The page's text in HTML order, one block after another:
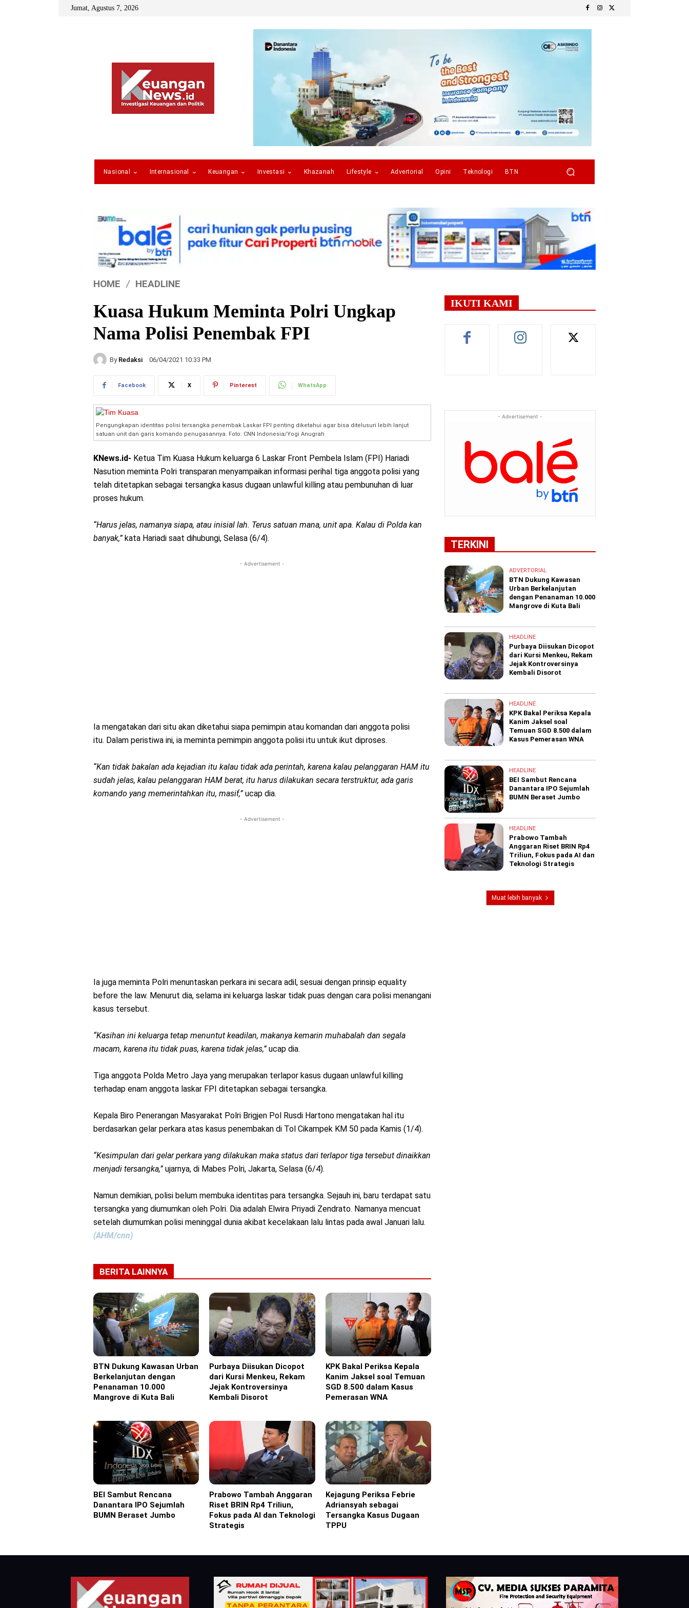
Jumat, Agustus 7, 2026
Nasional Internasional Keuangan Investasi Khazanah Lifestyle Advertorial Opini Teknologi BTN
HOME HEADLINE
Kuasa Hukum Meminta Polri Ungkap
Nama Polisi Penembak FPI
By Redaksi 06/04/2021 10:33 PM
Facebook X Pinterest WhatsApp
Pengungkapan identitas polisi tersangka penembak Laskar FPI penting diketahui agar bisa ditelusuri lebih lanjut
satuan unit dan garis komando penugasannya. Foto: CNN Indonesia/Yogi Anugrah
KNews.id- Ketua Tim Kuasa Hukum keluarga 6 Laskar Front Pembela Islam (FPI) Hariadi
Nasution meminta Polri transparan menyampaikan informasi perihal tiga anggota polisi yang
telah ditetapkan sebagai tersangka kasus dugaan unlawful killing atau pembunuhan di luar
proses hukum.
“Harus jelas, namanya siapa, atau inisial lah. Terus satuan mana, unit apa. Kalau di Polda kan
banyak,”kata Hariadi saat dihubungi, Selasa (6/4).
- Advertisement -
Ia mengatakan dari situ akan diketahui siapa pemimpin atau komandan dari anggota polisi
itu. Dalam peristiwa ini, ia meminta pemimpin anggota polisi itu untuk ikut diproses.
“Kan tidak bakalan ada kejadian itu kalau tidak ada perintah, karena kalau pelanggaran HAM itu
sudah jelas, kalau pelanggaran HAM berat, itu harus dilakukan secara terstruktur, ada garis
komando yang memerintahkan itu, masif,”ucap dia.
- Advertisement -
Ia juga meminta Polri menuntaskan perkara ini secara adil, sesuai dengan prinsip equality
before the law. Menurut dia, selama ini keluarga laskar tidak puas dengan cara polisi menangani
kasus tersebut.
“Kasihan ini keluarga tetap menuntut keadilan, makanya kemarin muhabalah dan segala
macam, karena itu tidak puas, karena tidak jelas,”ucap dia.
Tiga anggota Polda Metro Jaya yang merupakan terlapor kasus dugaan unlawful killing
terhadap enam anggota laskar FPI ditetapkan sebagai tersangka.
Kepala Biro Penerangan Masyarakat Polri Brigjen Pol Rusdi Hartono mengatakan hal itu
berdasarkan gelar perkara atas kasus penembakan di Tol Cikampek KM 50 pada Kamis (1/4).
“Kesimpulan dari gelar perkara yang dilakukan maka status dari terlapor tiga tersebut dinaikkan
menjadi tersangka,”ujarnya, di Mabes Polri, Jakarta, Selasa (6/4).
Namun demikian, polisi belum membuka identitas para tersangka. Sejauh ini, baru terdapat satu
tersangka yang diumumkan oleh Polri. Dia adalah Elwira Priyadi Zendrato. Namanya mencuat
setelah diumumkan polisi meninggal dunia akibat kecelakaan lalu lintas pada awal Januari lalu.
(AHM/cnn)
BERITA LAINNYA
Advertorial
BTN Dukung Kawasan Urban
Berkelanjutan dengan
Penanaman 10.000
Mangrove di Kuta Bali
Headline
Purbaya Diisukan Dicopot
dari Kursi Menkeu, Rekam
Jejak Kontroversinya
Kembali Disorot
Headline
KPK Bakal Periksa Kepala
Kanim Jaksel soal Temuan
SGD 8.500 dalam Kasus
Pemerasan WNA
Headline
BEI Sambut Rencana
Danantara IPO Sejumlah
BUMN Beraset Jumbo
Headline
Prabowo Tambah Anggaran
Riset BRIN Rp4 Triliun,
Fokus pada AI dan Teknologi
Strategis
Headline
Kejagung Periksa Febrie
Adriansyah sebagai
Tersangka Kasus Dugaan
TPPU
IKUTI KAMI
- Advertisement -
TERKINI
ADVERTORIAL
BTN Dukung Kawasan
Urban Berkelanjutan
dengan Penanaman 10.000
Mangrove di Kuta Bali
HEADLINE
Purbaya Diisukan Dicopot
dari Kursi Menkeu, Rekam
Jejak Kontroversinya
Kembali Disorot
HEADLINE
KPK Bakal Periksa Kepala
Kanim Jaksel soal
Temuan SGD 8.500 dalam
Kasus Pemerasan WNA
HEADLINE
BEI Sambut Rencana
Danantara IPO Sejumlah
BUMN Beraset Jumbo
HEADLINE
Prabowo Tambah
Anggaran Riset BRIN Rp4
Triliun, Fokus pada AI dan
Teknologi Strategis
Muat lebih banyak